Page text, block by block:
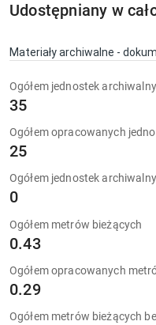
Udostępniany w
Materiały archiwalne -
Ogółem jednostek
35
Ogółem opracowanych
25
Ogółem jednostek
0
Ogółem metrów bieżących
0.43
Ogółem opracowanych
0.29
Ogółem metrów bieżących